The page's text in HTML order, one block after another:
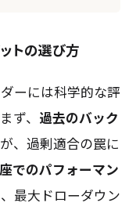
トの選び方
ーには科学的な評
ず、 過去のバック
、過剰適合の罠に
でのパフォーマン
最大ドローダウン